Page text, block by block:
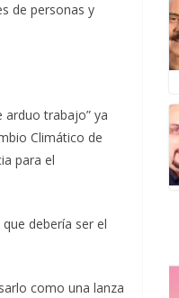
de personas y
arduo trabajo” ya
Climático de
para el
debería ser el
como una lanza